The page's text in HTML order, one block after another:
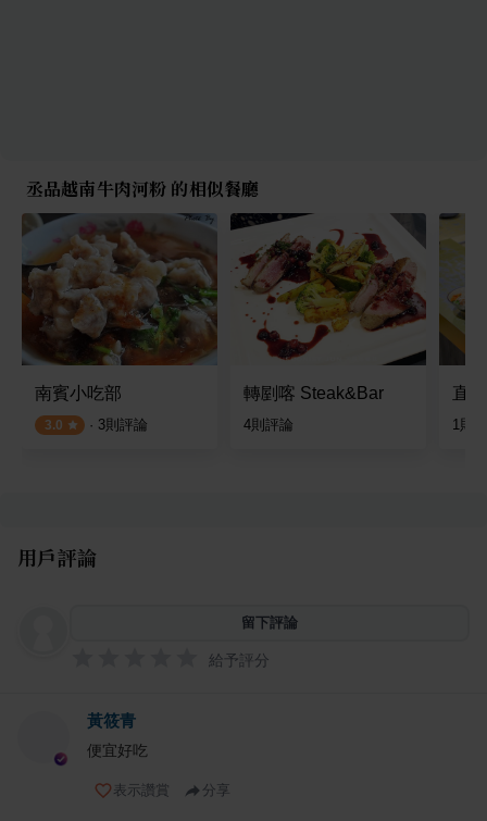
丞品越南牛肉河粉 的相似餐廳
南賓小吃部
3.0 · 3則評論
轉剭喀 Steak&Bar
4則評論
直
1則
用戶評論
留下評論
給予評分
黃筱青
便宜好吃
表示讚賞 分享